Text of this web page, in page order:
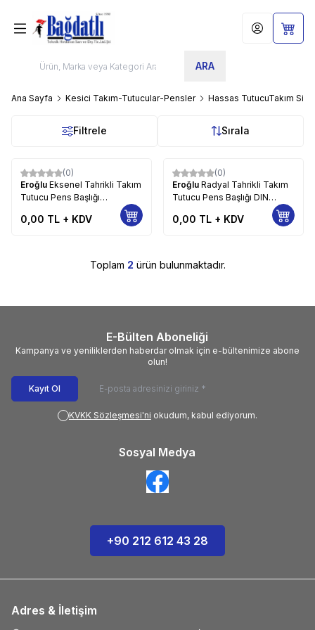
ARA
Hesabım
Ana Sayfa Kesici Takım-Tutucular-Pensler Hassas TutucuTakım
Filtrele Sırala
(0)
Eroğlu Eksenel Tahrikli Takım
Tutucu Pens Başlığı
Eksenden kaçık DIN 6499 5
0,00 TL + KDV
(0)
Eroğlu Radyal Tahrikli Takım
Tutucu Pens Başlığı DIN
6499,Referans Kamalı 79
0,00 TL + KDV
Toplam 2 ürün bulunmaktadır.
E-Bülten Aboneliği
Kampanya ve yeniliklerden haberdar olmak için e-bültenimize abone
olun!
Kayıt Ol
KVKK Sözleşmesi'ni okudum, kabul ediyorum.
Sosyal Medya
+90 212 612 43 28
Adres & İletişim